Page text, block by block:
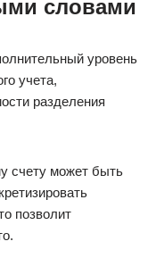
словами
уровень
учета,
разделения
счету может быть
позволит